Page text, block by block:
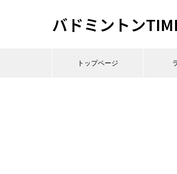
バドミントン
トップページ